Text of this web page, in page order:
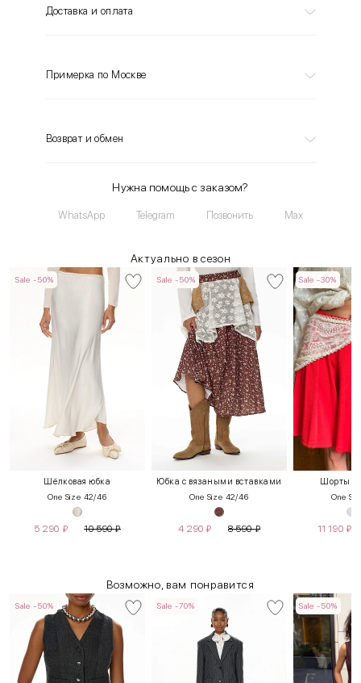
Доставка и оплата
Примерка по Москве
Возврат и обмен
Нужна помощь с заказом?
WhatsApp Telegram Позвонить Max
Актуально в сезон
Sale -50%
Шёлковая юбка
One Size 42/46
5 290 ₽ 10 590₽
Sale -50%
Юбка с вязаными вставками
One Size 42/46
4 290 ₽ 8 590₽
Sale -30%
Шорты с
One
11 190 ₽
Возможно, вам понравится
Sale -50% Sale -70% Sale -50%